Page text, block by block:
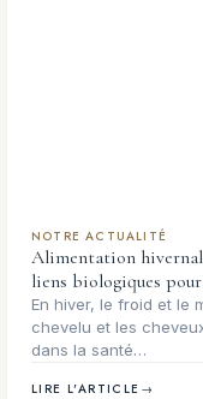
NOTRE ACTUALITÉ
Alimentation
liens biologiques
En hiver, le froid et le
chevelu et les
dans la santé…
LIRE L'ARTICLE →